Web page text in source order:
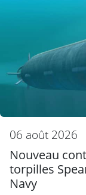
06 août 2026
Nouveau
torpilles
Navy